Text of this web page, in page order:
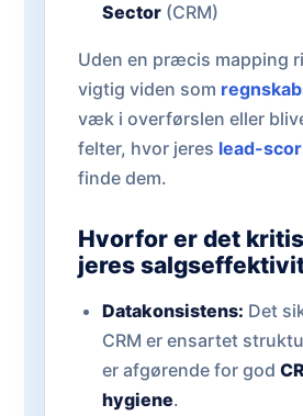
Sector(CRM)
Uden en præcis mapping
vigtig viden som
væk i overførslen eller
felter, hvor jeres lead-
finde dem.
Hvorfor er det
jeres
Datakonsistens: Det
CRM er ensartet
er afgørende for god
hygiene.